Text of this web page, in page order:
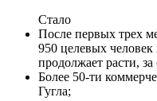
Стало
После первых трех
950 целевых
продолжает расти,
Более 50-ти
Гугла;